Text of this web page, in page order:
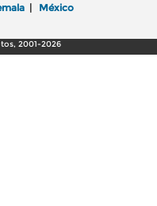
| México
2001-2026